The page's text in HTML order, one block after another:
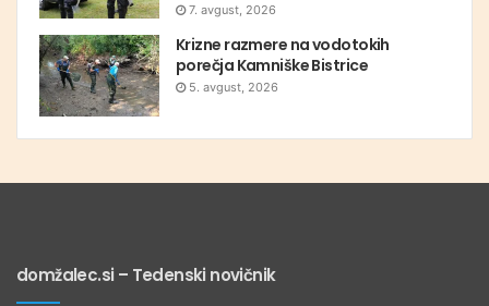
7. avgust, 2026
Krizne razmere na vodotokih
porečja Kamniške Bistrice
5. avgust, 2026
domžalec.si – Tedenski novičnik